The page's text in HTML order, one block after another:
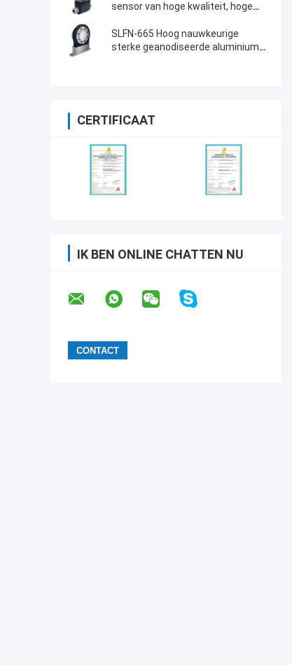
sensor van hoge kwaliteit, hoge
kosteneffectieve werking
SLFN-665 Hoog nauwkeurige
sterke geanodiseerde aluminium
CERTIFICAAT
IK BEN ONLINE CHATTEN NU